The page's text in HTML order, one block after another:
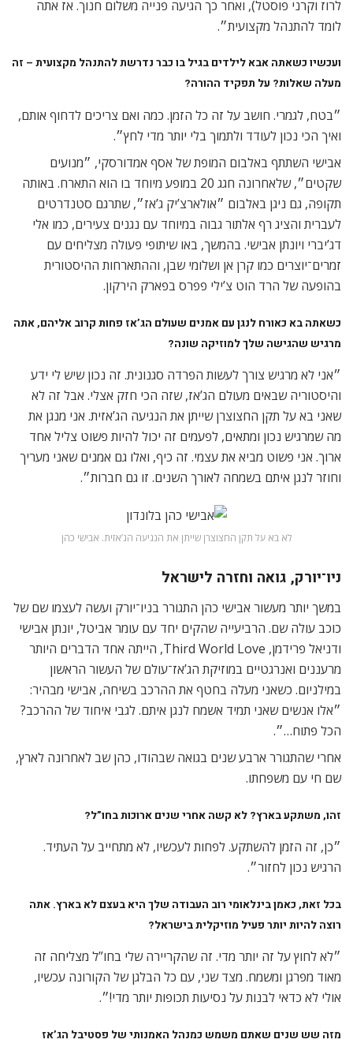
לרוז וקרני פוסטל), ואחר כך הגיעה פנייה משלום חנוך. אז אתה
לומד להתנהל מקצועית״.
ועכשיו כשאתה אבא לילדים בגיל בו כבר נדרשת להתנהל מקצועית – זה
מעלה שאלות? על תפקיד ההורה?
״בטח, לגמרי. חושב על זה כל הזמן. כמה ואם צריכים לדחוף אותם,
ואיך הכי נכון לעודד ולתמוך בלי יותר מדי לחץ״.
אבישי השתתף באלבום המופת של אסף אמדורסקי, ״מנועים
שקטים״, שלאחרונה חגג 20 במופע מיוחד בו הוא התארח. באותה
תקופה, גם ניגן באלבום ״אולארצ’יק ג’אז״, שתרגם סטנדרטים
לעברית והציג רף אלתור גבוה במיוחד עם נגנים צעירים, כמו אלי
דג’יברי ויונתן אבישי. בהמשך, באו שיתופי פעולה מצליחים עם
זמרים־יוצרים כמו קרן אן ושלומי שבן, וההתארחות ההיסטורית
בהופעה של הרד הוט צ’ילי פפרס בפארק הירקון.
כשאתה בא כאורח לנגן עם אמנים שעולם הג’אז פחות קרוב אליהם, אתה
מרגיש שהגישה שלך למוזיקה שונה?
״אני לא מרגיש צורך לעשות הפרדה סגנונית. זה נכון שיש לי ידע
והיסטוריה שבאים מעולם הג’אז, שזה הכי חזק אצלי. אבל זה לא
שאני בא על תקן החצוצרן שייתן את הנגיעה הג’אזית. אני מנגן את
מה שמרגיש נכון ומתאים, לפעמים זה יכול להיות פשוט צליל אחד
ארוך. אני פשוט מביא את עצמי. זה כיף, ואלו גם אמנים שאני מעריך
וחוזר לנגן איתם בשמחה לאורך השנים. זו גם חברות״.
לא בא על תקן החצוצרן שייתן את הנגיעה הג’אזית. אבישי כהן
ניו־יורק, גואה וחזרה לישראל
במשך יותר מעשור אבישי כהן התגורר בניו־יורק ועשה לעצמו שם של
כוכב עולה שם. הרביעייה שהקים יחד עם עומר אביטל, יונתן אבישי
ודניאל פרידמן, Third World Love, הייתה אחד הדברים היותר
מרעננים ואנרגטיים במוזיקת הג’אז־עולם של העשור הראשון
במילניום. כשאני מעלה בחטף את ההרכב בשיחה, אבישי מבהיר:
״אלו אנשים שאני תמיד אשמח לנגן איתם. לגבי איחוד של ההרכב?
הכל פתוח…״.
אחרי שהתגורר ארבע שנים בגואה שבהודו, כהן שב לאחרונה לארץ,
שם חי עם משפחתו.
זהו, משתקע בארץ? לא קשה אחרי שנים ארוכות בחו”ל?
״כן, זה הזמן להשתקע. לפחות לעכשיו, לא מתחייב על העתיד.
הרגיש נכון לחזור״.
בכל זאת, כאמן בינלאומי רוב העבודה שלך היא בעצם לא בארץ. אתה
רוצה להיות יותר פעיל מוזיקלית בישראל?
״לא לחוץ על זה יותר מדי. זה שהקריירה שלי בחו”ל מצליחה זה
מאוד מפרגן ומשמח. מצד שני, עם כל הבלגן של הקורונה עכשיו,
אולי לא כדאי לבנות על נסיעות תכופות יותר מדי!״.
מזה שש שנים שאתם משמש כמנהל האמנותי של פסטיבל הג’אז